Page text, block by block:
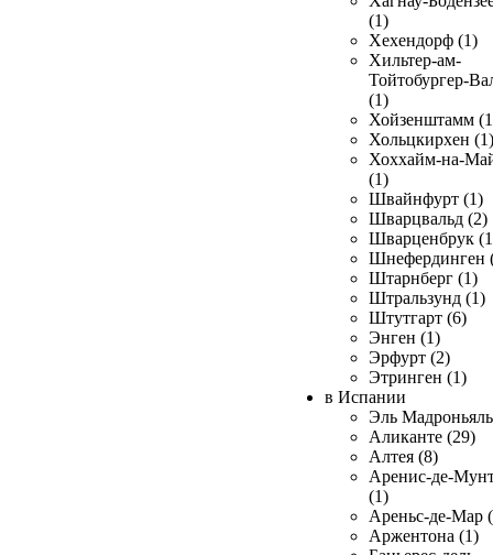
(1)
Хехендорф (1)
Хильтер-ам-
Тойтобургер-
(1)
Хойзенштамм
Хольцкирхен (1)
Хоххайм-на-
(1)
Швайнфурт (1)
Шварцвальд (2)
Шварценбрук
Шнефердинген
Штарнберг (1)
Штральзунд (1)
Штутгарт (6)
Энген (1)
Эрфурт (2)
Этринген (1)
в Испании
Эль
Аликанте (29)
Алтея (8)
Аренис-де-
(1)
Ареньс-де-Мар
Аржентона (1)